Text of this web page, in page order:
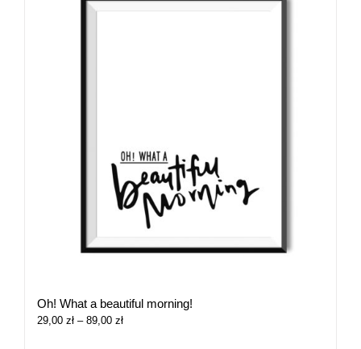
Oh! What a beautiful morning!
29,00 zł – 89,00 złZakres